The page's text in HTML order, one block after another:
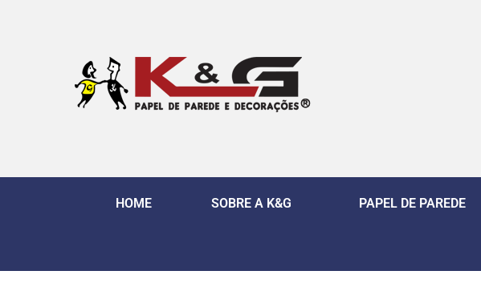
HOME SOBRE A K&G PAPEL DE PAREDE